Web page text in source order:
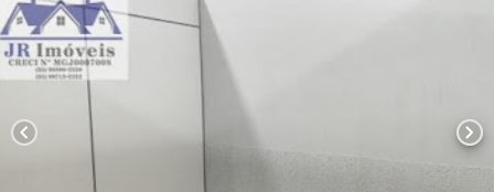
chevron_left chevron_right